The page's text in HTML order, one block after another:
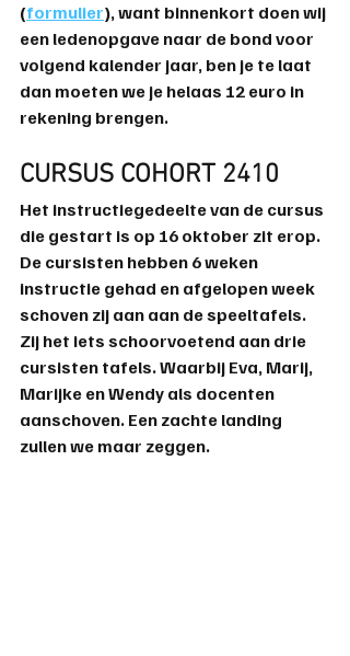
(formulier), want binnenkort doen wij
een ledenopgave naar de bond voor
volgend kalender jaar, ben je te laat
dan moeten we je helaas 12 euro in
rekening brengen.
CURSUS COHORT 2410
Het instructiegedeelte van de cursus
die gestart is op 16 oktober zit erop.
De cursisten hebben 6 weken
instructie gehad en afgelopen week
schoven zij aan aan de speeltafels.
Zij het iets schoorvoetend aan drie
cursisten tafels. Waarbij Eva, Marij,
Marijke en Wendy als docenten
aanschoven. Een zachte landing
zullen we maar zeggen.